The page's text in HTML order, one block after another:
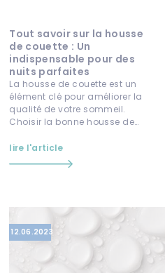
Tout savoir sur la housse
de couette : Un
indispensable pour des
nuits parfaites
La housse de couette est un
élément clé pour améliorer la
qualité de votre sommeil.
Choisir la bonne housse de
votre cou...
lire l'article
12.06.2023